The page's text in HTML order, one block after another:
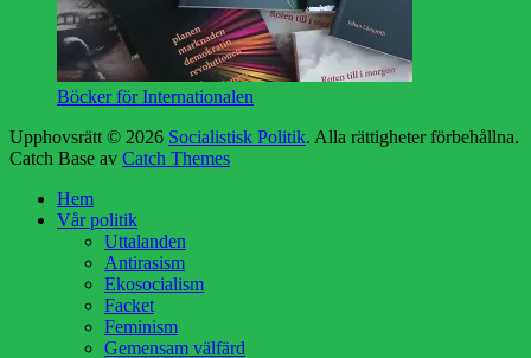
Böcker för Internationalen
Upphovsrätt © 2026 Socialistisk Politik. Alla rättigheter förbehållna.
Catch Base av Catch Themes
Hem
Vår politik
Uttalanden
Antirasism
Ekosocialism
Facket
Feminism
Gemensam välfärd